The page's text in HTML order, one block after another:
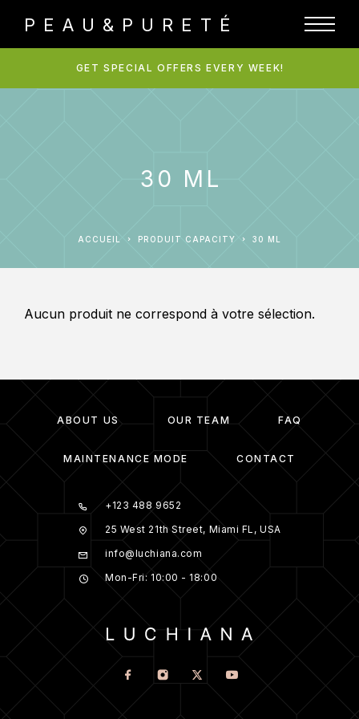
PEAU&PURETÉ
GET SPECIAL OFFERS EVERY WEEK!
30 ML
ACCUEIL PRODUIT CAPACITY 30 ML
Aucun produit ne correspond à votre sélection.
ABOUT US OUR TEAM FAQ
MAINTENANCE MODE CONTACT
+123 488 9652
25 West 21th Street, Miami FL, USA
info@luchiana.com
Mon-Fri: 10:00 - 18:00